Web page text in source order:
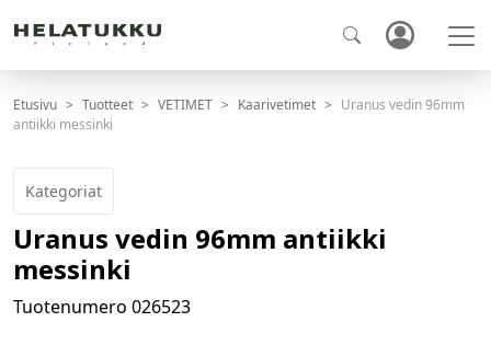
Etusivu Tuotteet VETIMET Kaarivetimet
Uranus vedin 96mm
antiikki messinki
Kategoriat
Uranus vedin 96mm antiikki
messinki
Tuotenumero 026523